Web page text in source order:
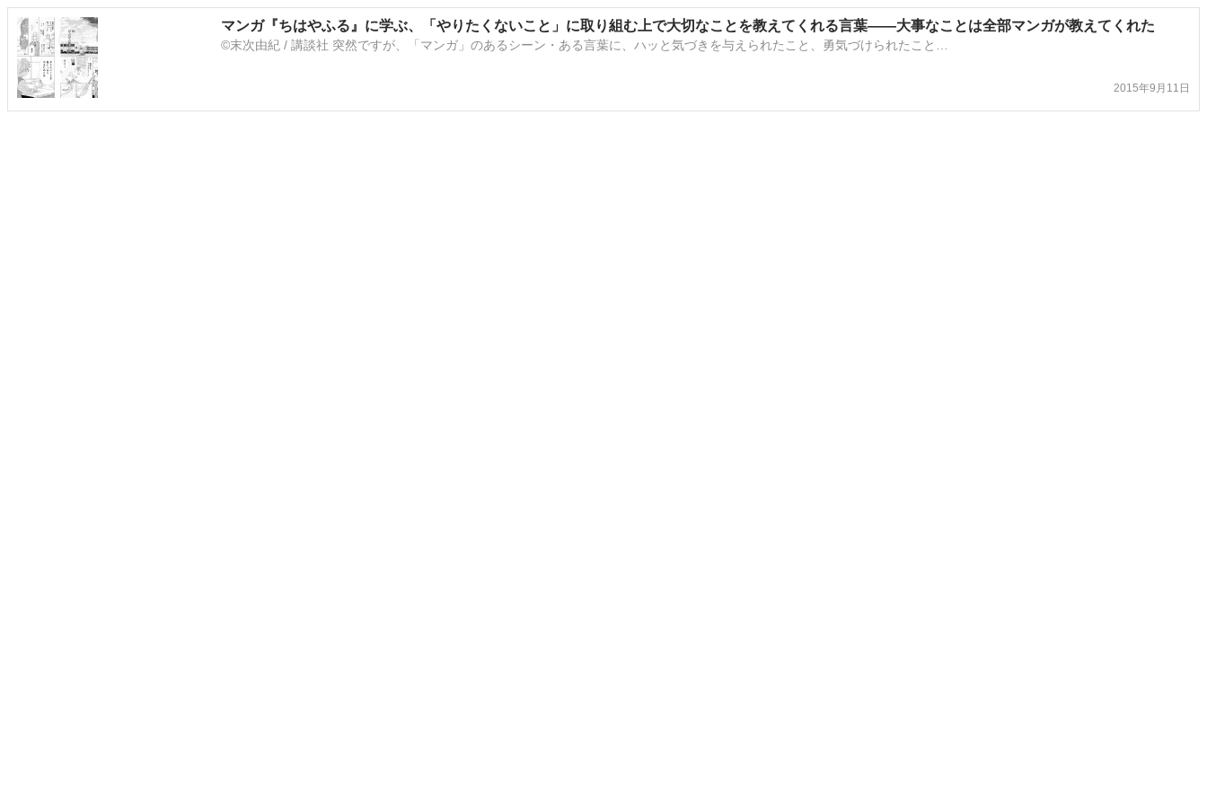
マンガ『ちはやふる』に学ぶ、「やりたくないこと」に取り組む上で大切なことを教えてくれる言葉――大事なことは全部マンガが教えてくれた
©末次由紀 / 講談社 突然ですが、「マンガ」のあるシーン・ある言葉に、ハッと気づきを与えられたこと、勇気づけられたこと…
2015年9月11日